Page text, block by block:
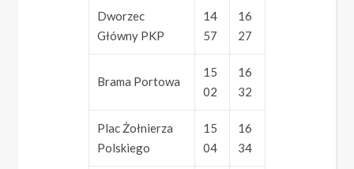
Dworzec
Główny PKP
14
57
16
27
Brama Portowa
15
02
16
32
Plac Żołnierza
Polskiego
15
04
16
34